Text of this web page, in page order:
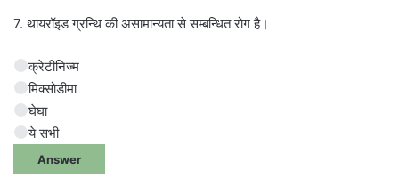
7. थायरॉइड ग्रन्थि की असामान्यता से सम्बन्धित रोग है।
क्रेटीनिज्म
मिक्सोडीमा
घेघा
ये सभी
Answer